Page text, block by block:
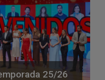
25/26